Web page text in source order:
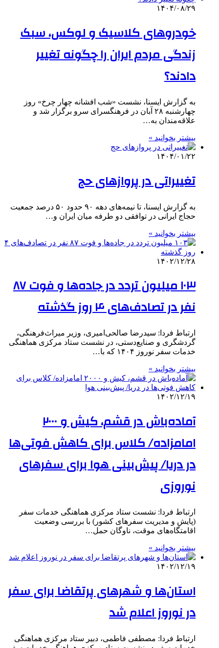
۱۴۰۴/۰۸/۲۹
خودروهای کلاسیک و لوکس، سبک
زندگی مردم ایران را چگونه تغییر
دادند؟
به گزارش ایسنا، نشست «شب افشانه چهار چرخ» روز
چهارشنبه ۲۸ آبان در فرهنگسرای سرو برگزار شد و
علاقه‌مندان به…
بیشتر بخوانید »
۱۴۰۴/۰۱/۲۲
تغییراتی در پروازهای حج
به گزارش ایسنا، تا نیمه‌های دهه ۹۰ حدود ۵۰ درصد جمعیت
حجاج ایرانی در توافقی دو طرفه میان ایران و…
بیشتر بخوانید »
۱۴۰۲/۱۲/۲۸
۱۰۳ میلیون تردد در جاده‌ها و فوت ۸۷
نفر در تصادف‌های ۴ روز گذشته
ارتباط فردا: سیدرضا صالحی‌امیری، وزیر میراث‌فرهنگی،
گردشگری و صنایع‌دستی، در نشست ستاد مرکزی هماهنگی
خدمات سفر نوروز ۱۴۰۴ که با…
بیشتر بخوانید »
۱۴۰۲/۱۲/۱۹
آماده‌باش در قشم، کیش و ۲۰۰۰
امامزاده/ کلاس برای کاهش فوتی‌ها
در دریا/ پیش‌بینی هوا برای سفرهای
نوروزی
ارتباط فردا: نشست ستاد مرکزی هماهنگی خدمات سفر
(پایش و مدیریت سفرهای کشور) با بررسی وضعیت
اقامتگاه‌های موقت، ناوگان حمل…
بیشتر بخوانید »
۱۴۰۲/۱۲/۱۹
استان‌ها و شهرهای پرتقاضا برای سفر
در نوروز اعلام شد
ارتباط فردا: مصطفی فاطمی، دبیر ستاد مرکزی هماهنگی